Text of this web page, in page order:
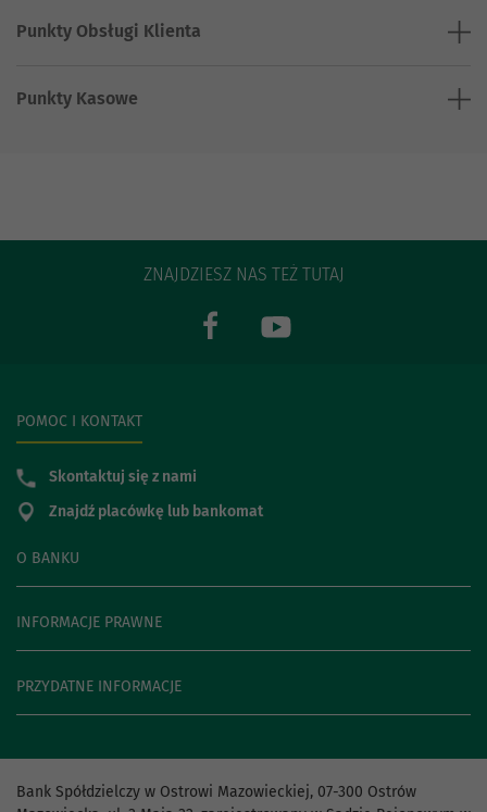
Punkty Obsługi Klienta
Punkty Kasowe
ZNAJDZIESZ NAS TEŻ TUTAJ
O BANKU
INFORMACJE PRAWNE
PRZYDATNE INFORMACJE
POMOC I KONTAKT
Skontaktuj się z nami
Znajdź placówkę lub bankomat
Bank Spółdzielczy w Ostrowi Mazowieckiej, 07-300 Ostrów